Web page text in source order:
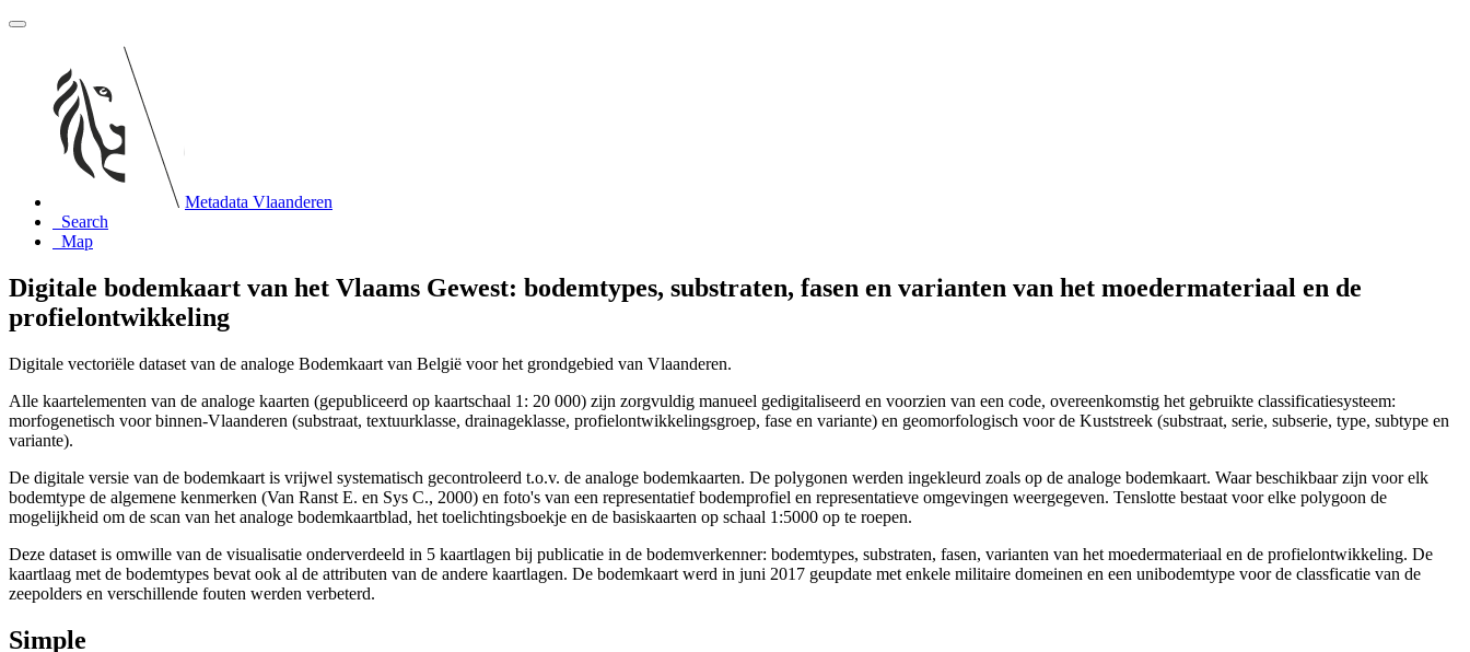
Metadata Vlaanderen
Search
Map
Digitale bodemkaart van het Vlaams Gewest: bodemtypes, substraten, fasen en varianten van het moedermateriaal en de
profielontwikkeling
Digitale vectoriële dataset van de analoge Bodemkaart van België voor het grondgebied van Vlaanderen.
Alle kaartelementen van de analoge kaarten (gepubliceerd op kaartschaal 1: 20 000) zijn zorgvuldig manueel gedigitaliseerd en voorzien van een code, overeenkomstig het gebruikte classificatiesysteem:
morfogenetisch voor binnen-Vlaanderen (substraat, textuurklasse, drainageklasse, profielontwikkelingsgroep, fase en variante) en geomorfologisch voor de Kuststreek (substraat, serie, subserie, type, subtype en
variante).
De digitale versie van de bodemkaart is vrijwel systematisch gecontroleerd t.o.v. de analoge bodemkaarten. De polygonen werden ingekleurd zoals op de analoge bodemkaart. Waar beschikbaar zijn voor elk
bodemtype de algemene kenmerken (Van Ranst E. en Sys C., 2000) en foto's van een representatief bodemprofiel en representatieve omgevingen weergegeven. Tenslotte bestaat voor elke polygoon de
mogelijkheid om de scan van het analoge bodemkaartblad, het toelichtingsboekje en de basiskaarten op schaal 1:5000 op te roepen.
Deze dataset is omwille van de visualisatie onderverdeeld in 5 kaartlagen bij publicatie in de bodemverkenner: bodemtypes, substraten, fasen, varianten van het moedermateriaal en de profielontwikkeling. De
kaartlaag met de bodemtypes bevat ook al de attributen van de andere kaartlagen. De bodemkaart werd in juni 2017 geupdate met enkele militaire domeinen en een unibodemtype voor de classficatie van de
zeepolders en verschillende fouten werden verbeterd.
Simple